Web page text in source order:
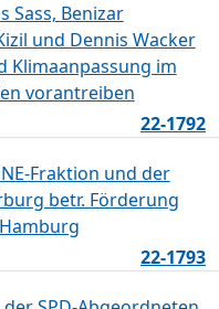
Sass, Benizar
und Dennis Wacker
Klimaanpassung im
vorantreiben
22-1792
Fraktion und der
betr. Förderung
22-1793